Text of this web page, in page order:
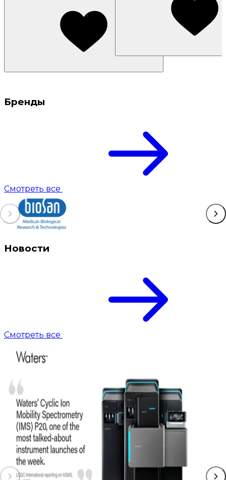
Бренды
Смотреть все
Новости
Смотреть все